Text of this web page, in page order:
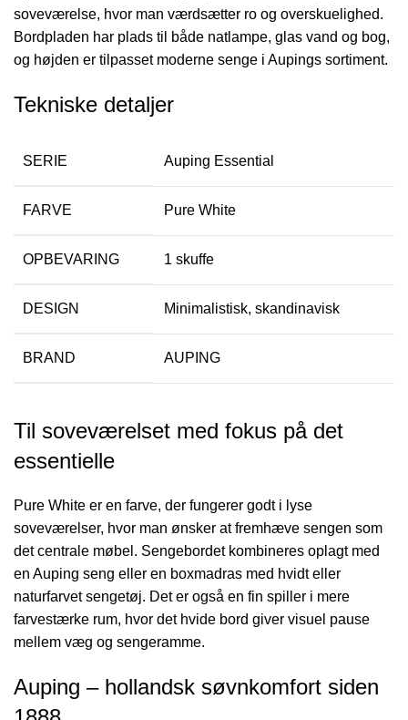
soveværelse, hvor man værdsætter ro og overskuelighed.
Bordpladen har plads til både natlampe, glas vand og bog,
og højden er tilpasset moderne senge i Aupings sortiment.
Tekniske detaljer
SERIE Auping Essential
FARVE Pure White
OPBEVARING 1 skuffe
DESIGN Minimalistisk, skandinavisk
BRAND AUPING
Til soveværelset med fokus på det
essentielle
Pure White er en farve, der fungerer godt i lyse
soveværelser, hvor man ønsker at fremhæve sengen som
det centrale møbel. Sengebordet kombineres oplagt med
en Auping seng eller en boxmadras med hvidt eller
naturfarvet sengetøj. Det er også en fin spiller i mere
farvestærke rum, hvor det hvide bord giver visuel pause
mellem væg og sengeramme.
Auping – hollandsk søvnkomfort siden